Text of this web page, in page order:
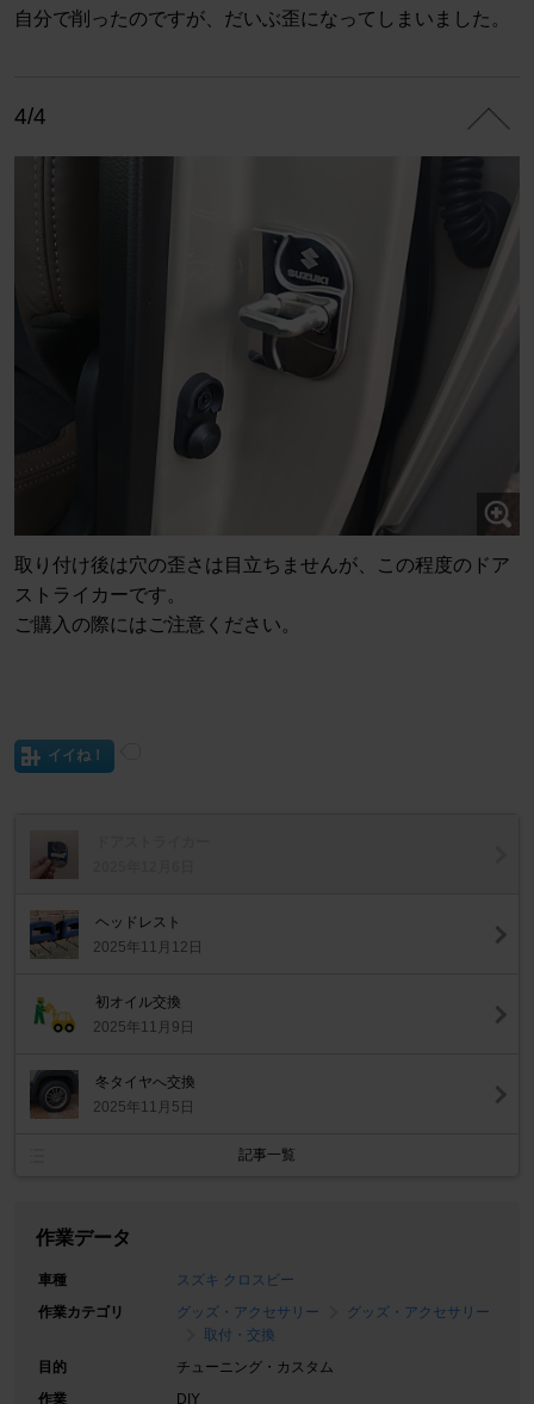
自分で削ったのですが、だいぶ歪になってしまいました。
4/4
取り付け後は穴の歪さは目立ちませんが、この程度のドア
ストライカーです。
ご購入の際にはご注意ください。
イイね！
ヘッドレスト
2025年11月12日
初オイル交換
2025年11月9日
冬タイヤへ交換
2025年11月5日
記事一覧
作業データ
車種
スズキ クロスビー
作業カテゴリ
グッズ・アクセサリー
グッズ・アクセサリー
取付・交換
目的
チューニング・カスタム
作業
DIY